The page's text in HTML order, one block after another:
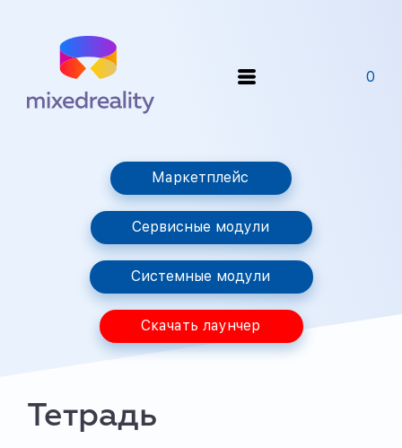
0
Маркетплейс
Сервисные модули
Системные модули
Скачать лаунчер
Тетрадь